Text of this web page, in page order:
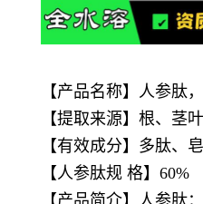
【产品名称】人参肽
【提取来源】根、茎叶
【有效成分】多肽、
【人参肽规 格】60%
【产品简介】人参肽